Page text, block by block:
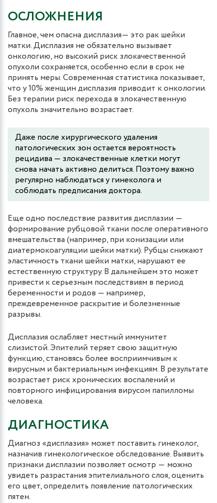
ОСЛОЖНЕНИЯ
Главное, чем опасна дисплазия― это рак шейки
матки. Дисплазия не обязательно вызывает
онкологию, но высокий риск злокачественной
опухоли сохраняется, особенно если в срок не
принять меры. Современная статистика показывает,
что у 10% женщин дисплазия приводит к онкологии.
Без терапии риск перехода в злокачественную
опухоль значительно возрастает.
Даже после хирургического удаления
патологических зон остается вероятность
рецидива — злокачественные клетки могут
снова начать активно делиться. Поэтому важно
регулярно наблюдаться у гинеколога и
соблюдать предписания доктора.
Еще одно последствие развития дисплазии ―
формирование рубцовой ткани после оперативного
вмешательства (например, при конизации или
диатермокоагуляции шейки матки). Рубцы снижают
эластичность ткани шейки матки, нарушают ее
естественную структуру. В дальнейшем это может
привести к серьезным последствиям в период
беременности и родов — например,
преждевременное раскрытие и болезненные
разрывы.
Дисплазия ослабляет местный иммунитет
слизистой. Эпителий теряет свою защитную
функцию, становясь более восприимчивым к
вирусным и бактериальным инфекциям. В результате
возрастает риск хронических воспалений и
повторного инфицирования вирусом папилломы
человека.
ДИАГНОСТИКА
Диагноз «дисплазия» может поставить гинеколог,
назначив гинекологическое обследование. Выявить
признаки дисплазии позволяет осмотр ― можно
увидеть разрастания эпителиального слоя, оценить
его цвет, определить появление патологических
пятен.